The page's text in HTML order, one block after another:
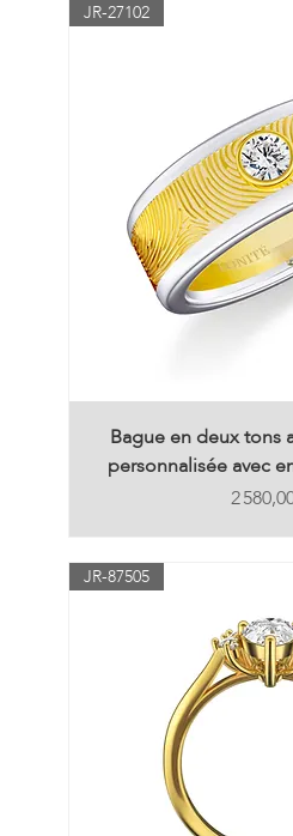
JR-27102
Bague en deux tons
personnalisée avec
Prix
2
JR-87505